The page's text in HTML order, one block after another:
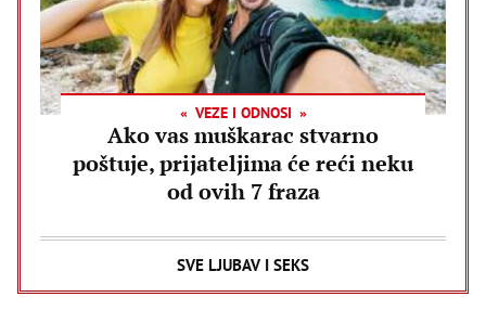
VEZE I ODNOSI
Ako vas muškarac stvarno
poštuje, prijateljima će reći neku
od ovih 7 fraza
SVE LJUBAV I SEKS